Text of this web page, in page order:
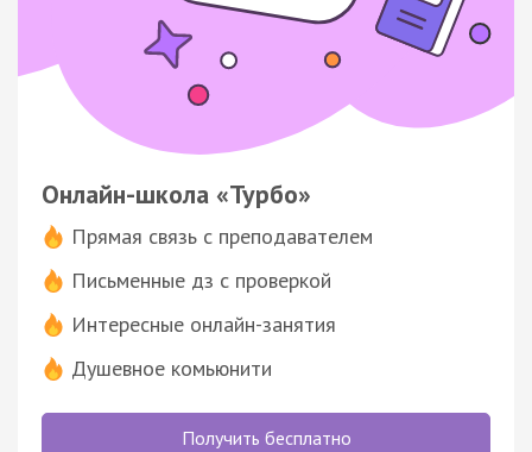
Онлайн-школа «Турбо»
Прямая связь с преподавателем
Письменные дз с проверкой
Интересные онлайн-занятия
Душевное комьюнити
Получить бесплатно